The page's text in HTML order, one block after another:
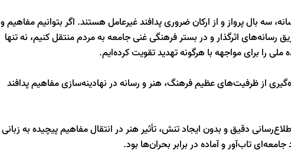
سه بال پرواز و از ارکان ضروری پدافند غیرعامل هستند. اگر بتوانیم مفاهیم و
رسانه‌های اثرگذار و در بستر فرهنگی غنی جامعه به مردم منتقل کنیم، نه تنها
ملی را برای مواجهه با هرگونه تهدید تقویت کرده‌ایم.
از ظرفیت‌های عظیم فرهنگ، هنر و رسانه در نهادینه‌سازی مفاهیم پدافند
دقیق و بدون ایجاد تنش، تأثیر هنر در انتقال مفاهیم پیچیده به زبانی
تاب‌آور و آماده در برابر بحران‌ها بود.